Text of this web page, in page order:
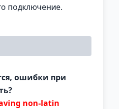
подключение.
ошибки при
non-latin